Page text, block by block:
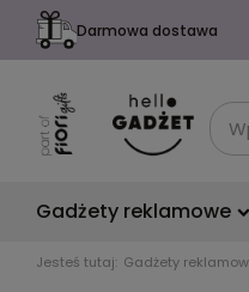
Darmowa dostawa
Gadżety reklamowe
Jesteś tutaj: Gadżety